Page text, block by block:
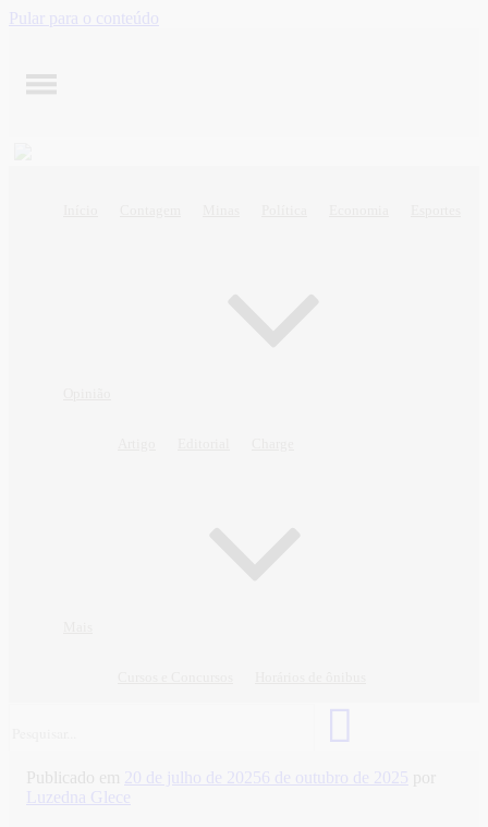
Pular para o conteúdo
Publicado em 20 de julho de 20256 de outubro de 2025 por
Luzedna Glece